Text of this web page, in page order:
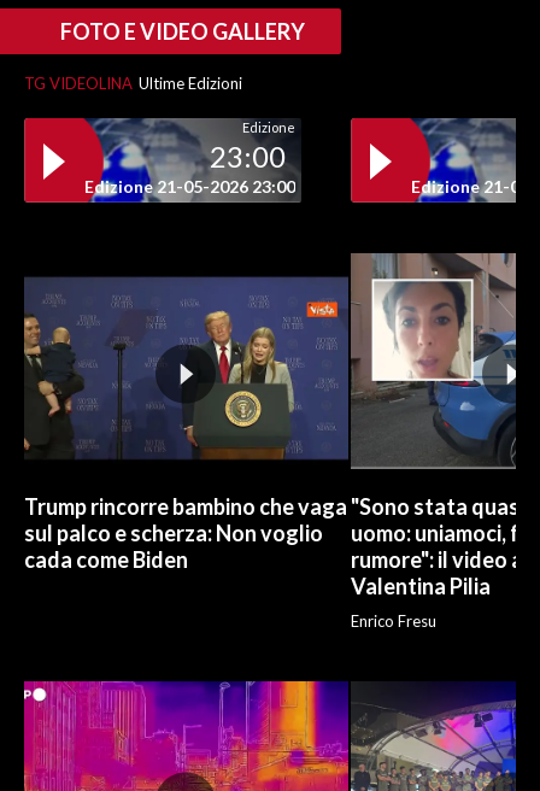
FOTO E VIDEO GALLERY
TG VIDEOLINA Ultime Edizioni
Edizione
23:00
Edizione 21-05-2026 23:00 Edizione 21-05-
Trump rincorre bambino che vaga
sul palco e scherza: Non voglio
cada come Biden
"Sono stata quasi
uomo: uniamoci,
rumore": il video
Valentina Pilia
Enrico Fresu